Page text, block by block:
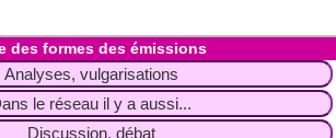
des formes des émissions
Analyses, vulgarisations
le réseau il y a aussi...
Discussion, débat